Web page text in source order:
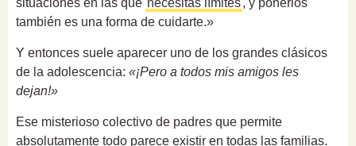
situaciones en las que necesitas límites, y ponerlos
también es una forma de cuidarte.»
Y entonces suele aparecer uno de los grandes clásicos
de la adolescencia: «¡Pero a todos mis amigos les
dejan!»
Ese misterioso colectivo de padres que permite
absolutamente todo parece existir en todas las familias.